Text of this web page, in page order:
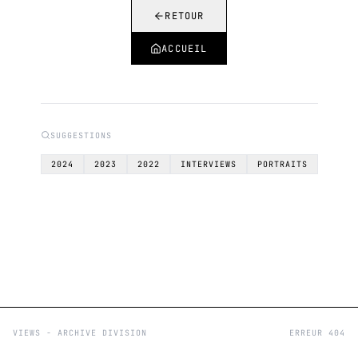
RETOUR
ACCUEIL
SUGGESTIONS
2024 2023 2022 INTERVIEWS PORTRAITS
VIEWS - ARCHIVE DIVISION ERREUR 404